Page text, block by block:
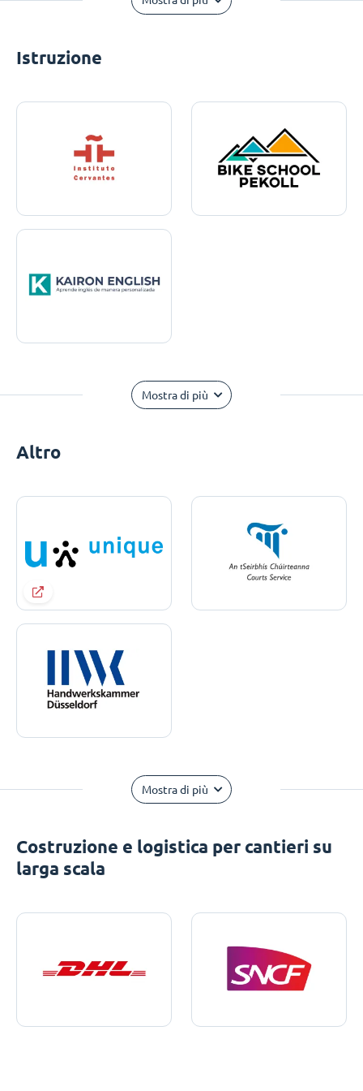
Istruzione
Mostra di più
Altro
Mostra di più
Costruzione e logistica per cantieri su
larga scala